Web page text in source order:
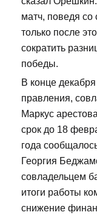
матч, поведя со
только после
сократить
победы.
В конце
правления,
Маркус
срок до 18
года
Георгия
совладельцем
итоги работы
снижение